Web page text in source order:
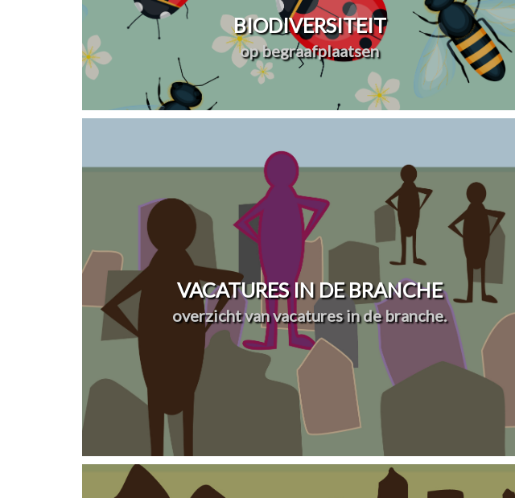
BIODIVERSITEIT
op begraafplaatsen
VACATURES IN DE BRANCHE
overzicht van vacatures in de branche.